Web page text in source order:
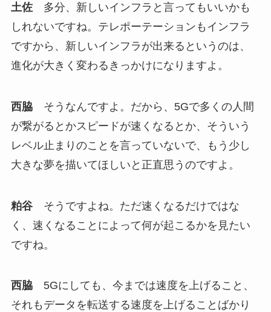
土佐多分、新しいインフラと言ってもいいかも
しれないですね。テレポーテーションもインフラ
ですから、新しいインフラが出来るというのは、
進化が大きく変わるきっかけになりますよ。
西脇そうなんですよ。だから、5Gで多くの人間
が繋がるとかスピードが速くなるとか、そういう
レベル止まりのことを言っていないで、もう少し
大きな夢を描いてほしいと正直思うのですよ。
粕谷そうですよね。ただ速くなるだけではな
く、速くなることによって何が起こるかを見たい
ですね。
西脇5Gにしても、今までは速度を上げること、
それもデータを転送する速度を上げることばかり